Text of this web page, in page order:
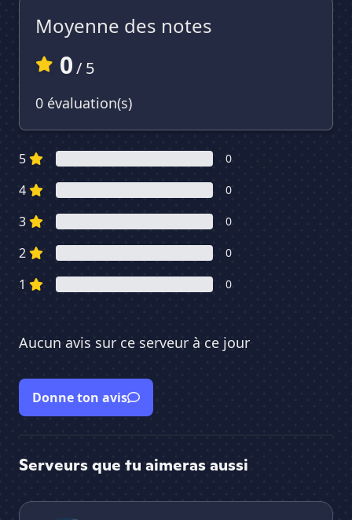
Moyenne des notes
0/ 5
0 évaluation(s)
5 0
4 0
3 0
2 0
1 0
Aucun avis sur ce serveur à ce jour
Donne ton avis
Serveurs que tu aimeras aussi
SkyCity RP